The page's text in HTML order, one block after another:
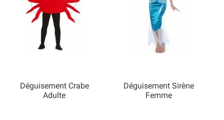
Déguisement Crabe
Adulte
Déguisement Sirène
Femme